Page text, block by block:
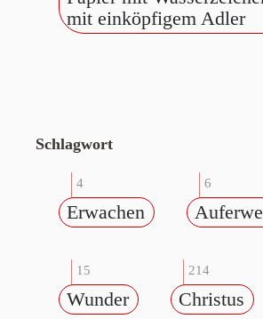
mit einköpfigem Adler
Schlagwort
4
Erwachen
6
15
Wunder
214
Christus